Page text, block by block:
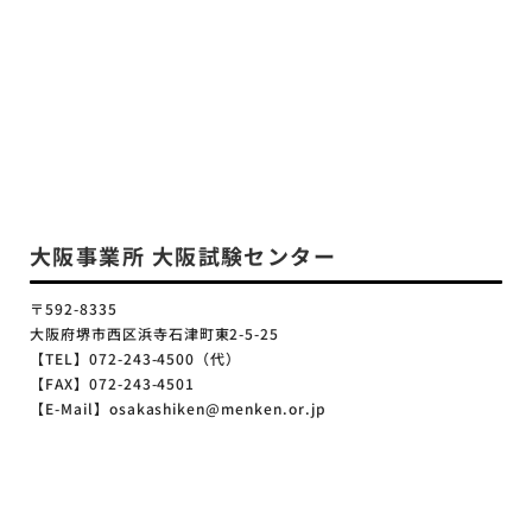
大阪事業所 大阪試験センター
〒592-8335
大阪府堺市西区浜寺石津町東2-5-25
【TEL】072-243-4500（代）
【FAX】072-243-4501
【E-Mail】osakashiken@menken.or.jp